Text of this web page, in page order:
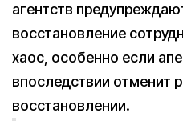
агентств
восстановление
хаос, особенно если
впоследствии отменит
восстановлении.